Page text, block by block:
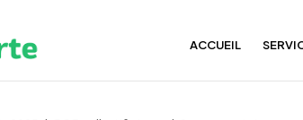
ACCUEIL
se déroule un DPE